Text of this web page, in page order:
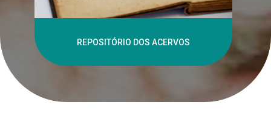
REPOSITÓRIO DOS ACERVOS